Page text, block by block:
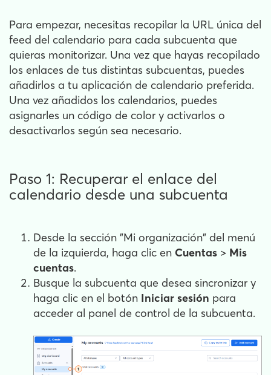
Para empezar, necesitas recopilar la URL única del
feed del calendario para cada subcuenta que
quieras monitorizar. Una vez que hayas recopilado
los enlaces de tus distintas subcuentas, puedes
añadirlos a tu aplicación de calendario preferida.
Una vez añadidos los calendarios, puedes
asignarles un código de color y activarlos o
desactivarlos según sea necesario.
Paso 1: Recuperar el enlace del
calendario desde una subcuenta
Desde la sección "Mi organización" del menú
de la izquierda, haga clic en Cuentas > Mis
cuentas.
Busque la subcuenta que desea sincronizar y
haga clic en el botón Iniciar sesión para
acceder al panel de control de la subcuenta.